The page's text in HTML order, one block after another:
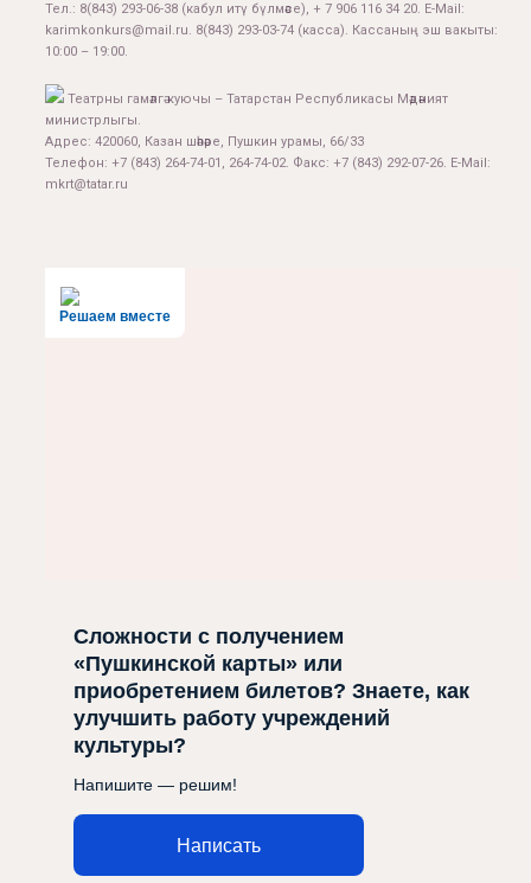
Тел.: 8(843) 293-06-38 (кабул итү бүлмәсе), + 7 906 116 34 20. E-Mail:
karimkonkurs@mail.ru. 8(843) 293-03-74 (касса). Кассаның эш вакыты:
10:00 – 19:00.
Театрны гамәлгә куючы – Татарстан Республикасы Мәдәният
министрлыгы.
Адрес: 420060, Казан шәһәре, Пушкин урамы, 66/33
Телефон: +7 (843) 264-74-01, 264-74-02. Факс: +7 (843) 292-07-26. E-Mail:
mkrt@tatar.ru
Решаем вместе
Сложности с получением
«Пушкинской карты» или
приобретением билетов? Знаете, как
улучшить работу учреждений
культуры?
Напишите — решим!
Написать